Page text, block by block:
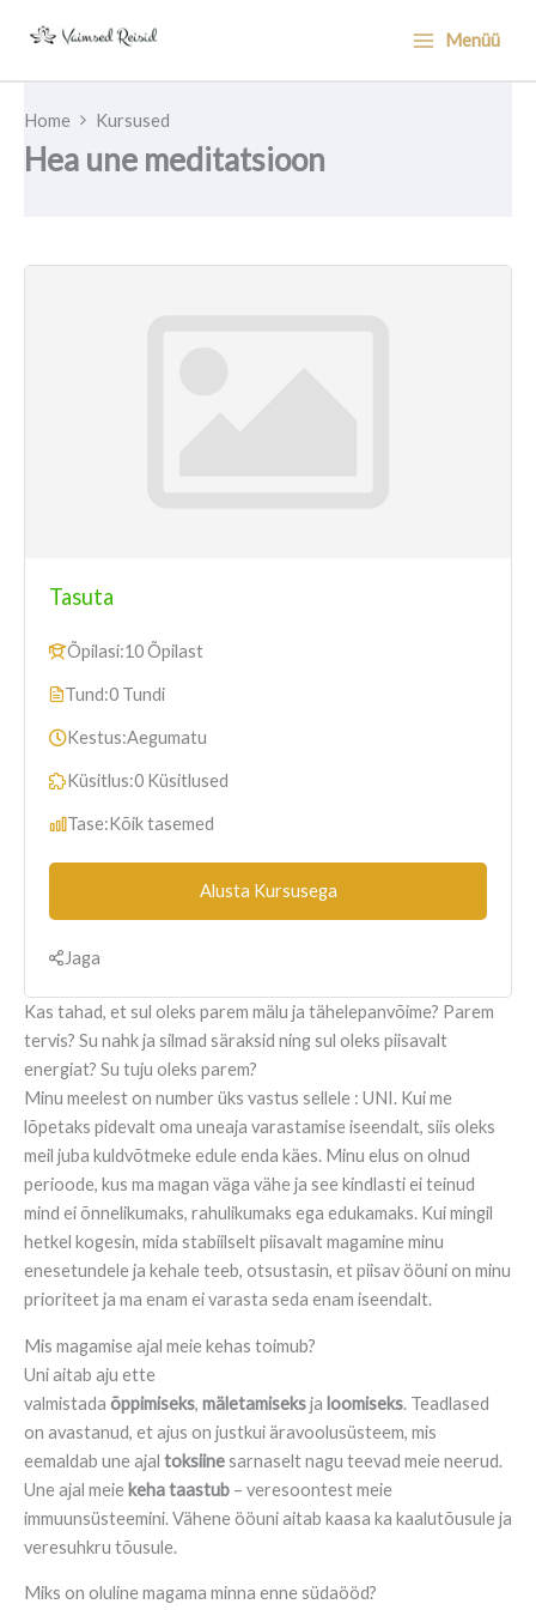
Menüü
Home Kursused
Hea une meditatsioon
Kas tahad, et sul oleks parem mälu ja tähelepanvõime? Parem
tervis? Su nahk ja silmad säraksid ning sul oleks piisavalt
energiat? Su tuju oleks parem?
Minu meelest on number üks vastus sellele : UNI. Kui me
lõpetaks pidevalt oma uneaja varastamise iseendalt, siis oleks
meil juba kuldvõtmeke edule enda käes. Minu elus on olnud
perioode, kus ma magan väga vähe ja see kindlasti ei teinud
mind ei õnnelikumaks, rahulikumaks ega edukamaks. Kui mingil
hetkel kogesin, mida stabiilselt piisavalt magamine minu
enesetundele ja kehale teeb, otsustasin, et piisav ööuni on minu
prioriteet ja ma enam ei varasta seda enam iseendalt.
Mis magamise ajal meie kehas toimub?
Uni aitab aju ette
valmistada õppimiseks, mäletamiseksja loomiseks. Teadlased
on avastanud, et ajus on justkui äravoolusüsteem, mis
eemaldab une ajal toksiinesarnaselt nagu teevad meie neerud.
Une ajal meie keha taastub – veresoontest meie
immuunsüsteemini. Vähene ööuni aitab kaasa ka kaalutõusule ja
veresuhkru tõusule.
Miks on oluline magama minna enne südaööd?
Tasuta
Õpilasi:10 Õpilast
Tund:0 Tundi
Kestus:Aegumatu
Küsitlus:0 Küsitlused
Tase:Kõik tasemed
Alusta Kursusega
Jaga